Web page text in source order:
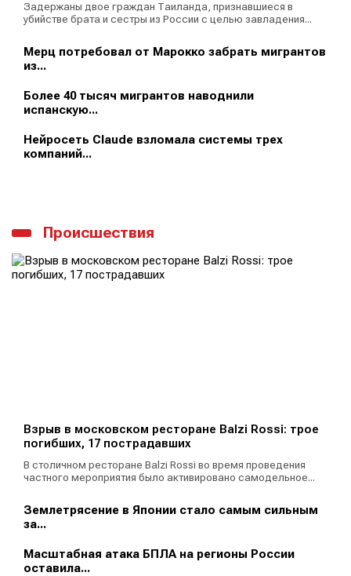
Задержаны двое граждан Таиланда, признавшиеся в
убийстве брата и сестры из России с целью завладения...
Мерц потребовал от Марокко забрать мигрантов
из...
Более 40 тысяч мигрантов наводнили
испанскую...
Нейросеть Claude взломала системы трех
компаний...
Происшествия
Взрыв в московском ресторане Balzi Rossi: трое
погибших, 17 пострадавших
В столичном ресторане Balzi Rossi во время проведения
частного мероприятия было активировано самодельное...
Землетрясение в Японии стало самым сильным
за...
Масштабная атака БПЛА на регионы России
оставила...